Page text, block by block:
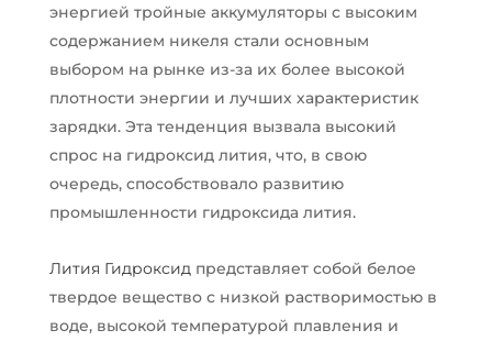
энергией тройные аккумуляторы с высоким
содержанием никеля стали основным
выбором на рынке из-за их более высокой
плотности энергии и лучших характеристик
зарядки. Эта тенденция вызвала высокий
спрос на гидроксид лития, что, в свою
очередь, способствовало развитию
промышленности гидроксида лития.
Лития Гидроксид представляет собой белое
твердое вещество с низкой растворимостью в
воде, высокой температурой плавления и